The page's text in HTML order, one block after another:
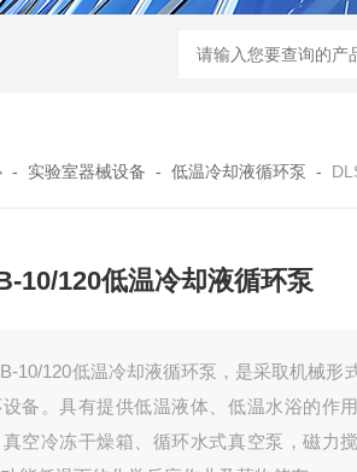
- 实验室器械设备 -低温冷却液循环泵 -
10/120低温冷却液循环泵
10/120低温冷却液循环泵，是采取机械形
备。具有提供低温液体、低温水浴的作
空冷冻干燥箱、循环水式真空泵，磁力